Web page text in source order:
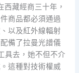
西藏經商三十年，
商品都必須通過
以及紅外線輻射
備了拉曼光譜儀
具去，她不但不介
這種對技術權威